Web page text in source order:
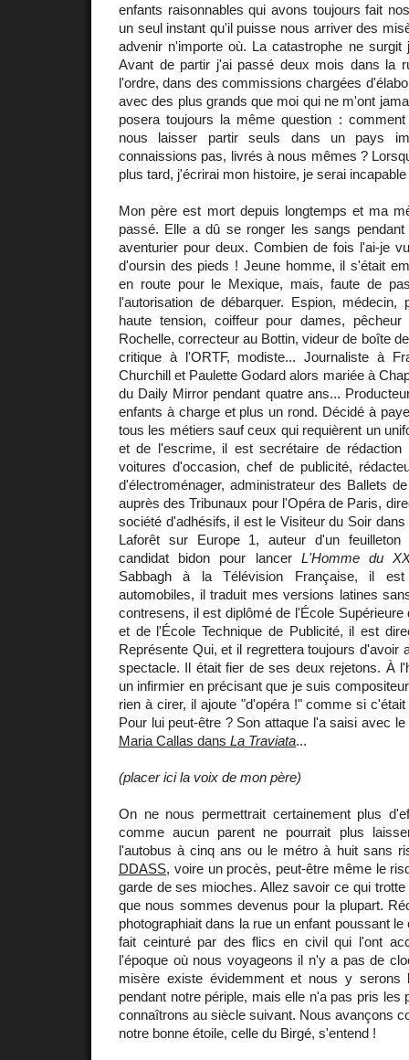
enfants raisonnables qui avons toujours fait
un seul instant qu'il puisse nous arriver des
advenir n'importe où. La catastrophe ne surgit
Avant de partir j'ai passé deux mois dans la
l'ordre, dans des commissions chargées
avec des plus grands que moi qui ne m'ont
posera toujours la même question :
nous laisser partir seuls dans un pays
connaissions pas, livrés à nous mêmes ?
plus tard, j'écrirai mon histoire, je serai
Mon père est mort depuis longtemps et ma
passé. Elle a dû se ronger les sangs
aventurier pour deux. Combien de fois l'ai-je
d'oursin des pieds ! Jeune homme, il s'était
en route pour le Mexique, mais, faute de
l'autorisation de débarquer. Espion, médecin,
haute tension, coiffeur pour dames,
Rochelle, correcteur au Bottin, videur de boîte
critique à l'ORTF, modiste... Journaliste à
Churchill et Paulette Godard alors mariée à
du Daily Mirror pendant quatre ans...
enfants à charge et plus un rond. Décidé à
tous les métiers sauf ceux qui requièrent un
et de l'escrime, il est secrétaire de rédaction
voitures d'occasion, chef de publicité,
d'électroménager, administrateur des Ballets
auprès des Tribunaux pour l'Opéra de Paris,
société d'adhésifs, il est le Visiteur du Soir
Laforêt sur Europe 1, auteur d'un
candidat bidon pour lancer L'Homme du
Sabbagh à la Télévision Française, il
automobiles, il traduit mes versions latines
contresens, il est diplômé de l'École
et de l'École Technique de Publicité, il est
Représente Qui, et il regrettera toujours d'avoir
spectacle. Il était fier de ses deux rejetons. À
un infirmier en précisant que je suis
rien à cirer, il ajoute "d'opéra !" comme si
Pour lui peut-être ? Son attaque l'a saisi avec
Maria Callas dans La Traviata...
(placer ici la voix de mon père)
On ne nous permettrait certainement plus
comme aucun parent ne pourrait plus
l'autobus à cinq ans ou le métro à huit sans
DDASS, voire un procès, peut-être même le
garde de ses mioches. Allez savoir ce qui
que nous sommes devenus pour la plupart.
photographiait dans la rue un enfant poussant
fait ceinturé par des flics en civil qui l'ont
l'époque où nous voyageons il n'y a pas de
misère existe évidemment et nous y serons
pendant notre périple, mais elle n'a pas pris les
connaîtrons au siècle suivant. Nous avançons
notre bonne étoile, celle du Birgé, s'entend !